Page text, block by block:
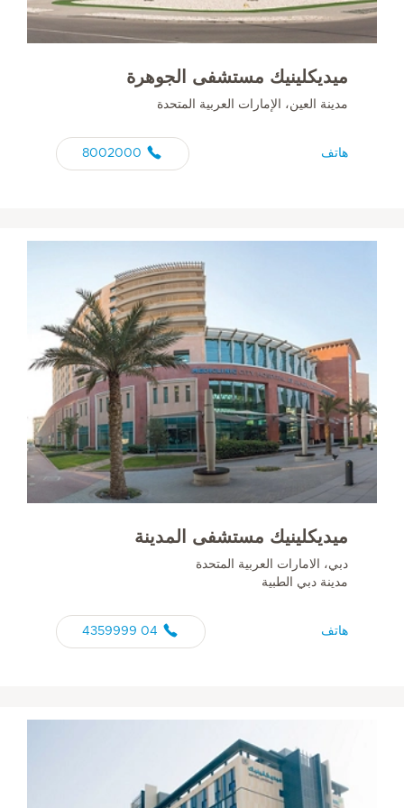
ميديكلينيك مستشفى الجوهرة
مدينة العين، الإمارات العربية المتحدة
هاتف
ميديكلينيك مستشفى المدينة
دبي، الامارات العربية المتحدة
مدينة دبي الطبية
هاتف